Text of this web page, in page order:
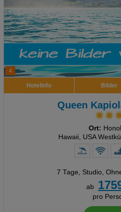
4
Hotelinfo Bilder
Queen
Ort:
Hawaii, USA
7 Tage, Studio,
ab
pro